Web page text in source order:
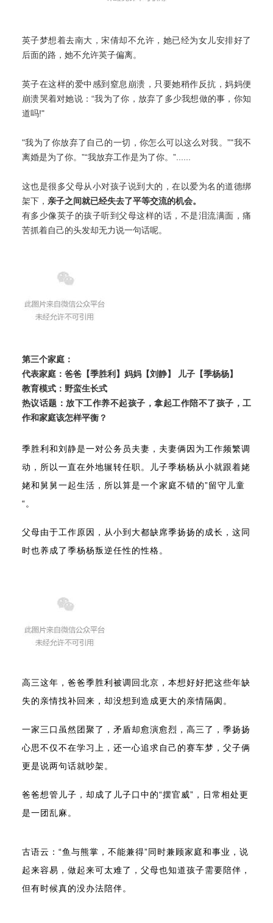
英子梦想着去南大，宋倩却不允许，她已经为女儿安排好了
后面的路，她不允许英子偏离。
英子在这样的爱中感到窒息崩溃，只要她稍作反抗，妈妈便
崩溃哭着对她说：“我为了你，放弃了多少我想做的事，你知
道吗!"
"我为了你放弃了自己的一切，你怎么可以这么对我。”"我不
离婚是为了你。”“我放弃工作是为了你。”......
这也是很多父母从小对孩子说到大的，在以爱为名的道德绑
架下， 亲子之间就已经失去了平等交流的机会。
有多少像英子的孩子听到父母这样的话，不是泪流满面，痛
苦抓着自己的头发却无力说一句话呢。
第三个家庭：
代表家庭： 爸爸【季胜利】妈妈【刘静】 儿子【季杨杨】
教育模式： 野蛮生长式
热议话题：放下工作养不起孩子，拿起工作陪不了孩子，工
作和家庭该怎样平衡？
季胜利和刘静是一对公务员夫妻，夫妻俩因为工作频繁调
动，所以一直在外地辗转任职。
儿子季杨杨从小就跟着姥
姥和舅舅一起生活，所以算是一个家庭不错的”留守儿童
“。
父母由于工作原因，从小到大都缺席季扬扬的成长，这同
时也养成了季杨杨叛逆任性的性格。
高三这年，爸爸季胜利被调回北京，本想好好把这些年缺
失的亲情找补回来，却没想到造成更大的亲情隔阂。
一家三口虽然团聚了，矛盾却愈演愈烈，高三了，季扬扬
心思不仅不在学习上，还一心追求自己的赛车梦，父子俩
更是说两句话就吵架。
爸爸想管儿子，却成了儿子口中的“摆官威”，日常相处更
是一团乱麻。
古语云：“鱼与熊掌，不能兼得”同时兼顾家庭和事业，说
起来容易，做起来可太难了，父母也知道孩子需要陪伴，
但有时候真的没办法陪伴。